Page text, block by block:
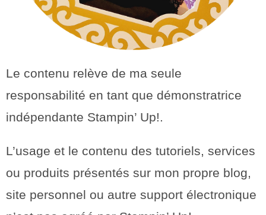
Le contenu relève de ma seule
responsabilité en tant que démonstratrice
indépendante Stampin’ Up!.
L’usage et le contenu des tutoriels, services
ou produits présentés sur mon propre blog,
site personnel ou autre support électronique